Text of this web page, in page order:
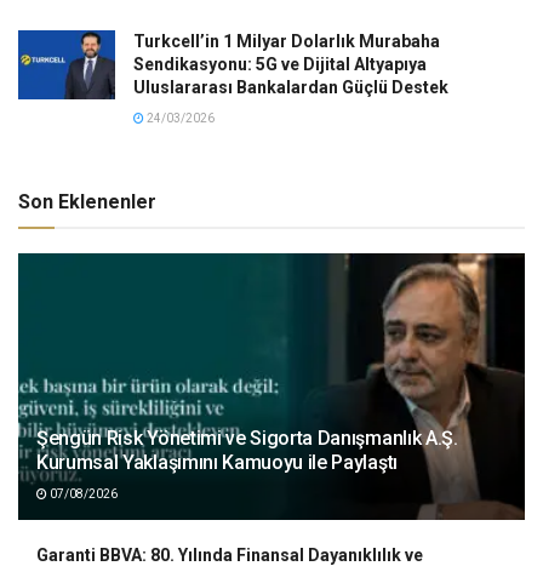
Turkcell’in 1 Milyar Dolarlık Murabaha
Sendikasyonu: 5G ve Dijital Altyapıya
Uluslararası Bankalardan Güçlü Destek
24/03/2026
Son Eklenenler
Şengün Risk Yönetimi ve Sigorta Danışmanlık A.Ş.
Kurumsal Yaklaşımını Kamuoyu ile Paylaştı
07/08/2026
Garanti BBVA: 80. Yılında Finansal Dayanıklılık ve